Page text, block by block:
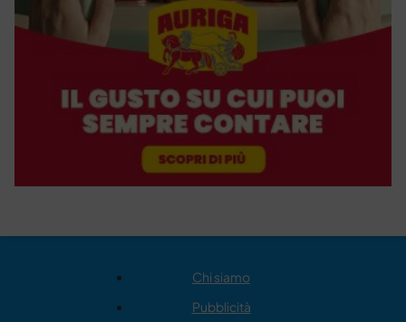
Chi siamo
Pubblicità